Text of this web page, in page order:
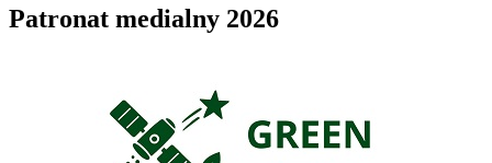
Patronat medialny 2026